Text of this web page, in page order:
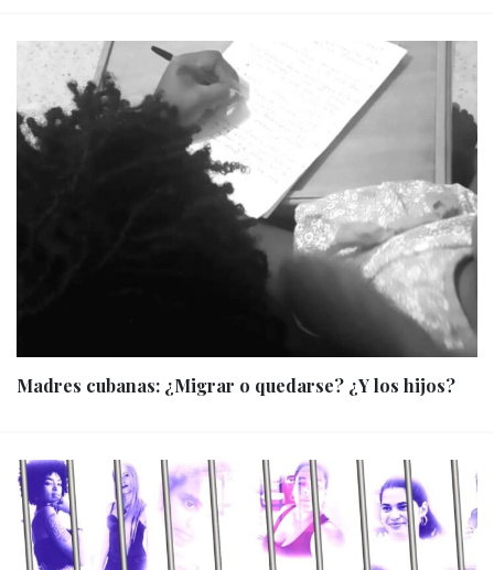
Madres cubanas: ¿Migrar o quedarse? ¿Y los hijos?